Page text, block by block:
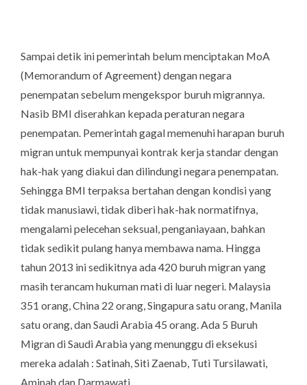
Sampai detik ini pemerintah belum menciptakan MoA
(Memorandum of Agreement) dengan negara
penempatan sebelum mengekspor buruh migrannya.
Nasib BMI diserahkan kepada peraturan negara
penempatan. Pemerintah gagal memenuhi harapan buruh
migran untuk mempunyai kontrak kerja standar dengan
hak-hak yang diakui dan dilindungi negara penempatan.
Sehingga BMI terpaksa bertahan dengan kondisi yang
tidak manusiawi, tidak diberi hak-hak normatifnya,
mengalami pelecehan seksual, penganiayaan, bahkan
tidak sedikit pulang hanya membawa nama. Hingga
tahun 2013 ini sedikitnya ada 420 buruh migran yang
masih terancam hukuman mati di luar negeri. Malaysia
351 orang, China 22 orang, Singapura satu orang, Manila
satu orang, dan Saudi Arabia 45 orang. Ada 5 Buruh
Migran di Saudi Arabia yang menunggu di eksekusi
mereka adalah : Satinah, Siti Zaenab, Tuti Tursilawati,
Aminah dan Darmawati.